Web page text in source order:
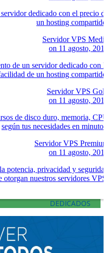
dedicado con el precio
un hosting
Servidor VPS
on 11 agosto,
de un servidor dedicado con
de un hosting
Servidor VPS
on 11 agosto,
de disco duro, memoria,
según tus necesidades en
Servidor VPS
on 11 agosto,
potencia, privacidad y
otorgan nuestros servidores
DEDICADOS